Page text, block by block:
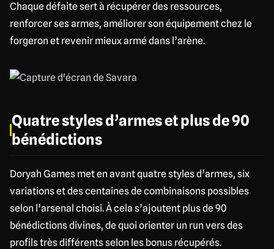
Chaque défaite sert à récupérer des ressources,
renforcer ses armes, améliorer son équipement chez le
forgeron et revenir mieux armé dans l’arène.
Quatre styles d’armes et plus de 90
bénédictions
Doryah Games met en avant quatre styles d’armes, six
variations et des centaines de combinaisons possibles
selon l’arsenal choisi. À cela s’ajoutent plus de 90
bénédictions divines, de quoi orienter un run vers des
profils très différents selon les bonus récupérés.